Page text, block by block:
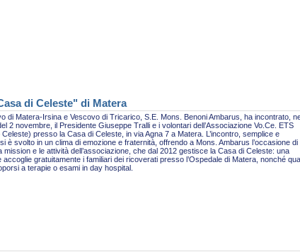
di Celeste" di Matera
di Matera-Irsina e Vescovo di Tricarico, S.E. Mons. Benoni Ambarus, ha incontrato,
2 novembre, il Presidente Giuseppe Tralli e i volontari dell’Associazione Vo.Ce. ETS
Celeste) presso la Casa di Celeste, in via Agna 7 a Matera. L’incontro, semplice e
è svolto in un clima di emozione e fraternità, offrendo a Mons. Ambarus l’occasione di
mission e le attività dell’associazione, che dal 2012 gestisce la Casa di Celeste: una
accoglie gratuitamente i familiari dei ricoverati presso l’Ospedale di Matera, nonché
a terapie o esami in day hospital.